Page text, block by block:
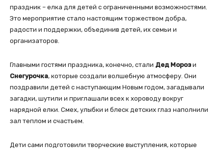
праздник – елка для детей с ограниченными возможностями.
Это мероприятие стало настоящим торжеством добра,
радости и поддержки, объединив детей, их семьи и
организаторов.
Главными гостями праздника, конечно, стали Дед Морози
Снегурочка, которые создали волшебную атмосферу. Они
поздравили детей с наступающим Новым годом, загадывали
загадки, шутили и приглашали всех к хороводу вокруг
нарядной елки. Смех, улыбки и блеск детских глаз наполнили
зал теплом и счастьем.
Дети сами подготовили творческие выступления, которые